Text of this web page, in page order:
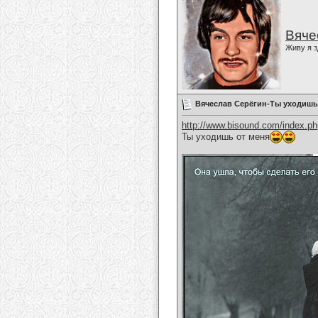
Живу я
Вячеслав Серёгин-Ты
http://www.bisound.com/
Ты уходишь от меня